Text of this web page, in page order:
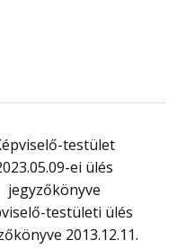
testület
ei ülés
jegyzőkönyve
testületi ülés
2013.12.11.